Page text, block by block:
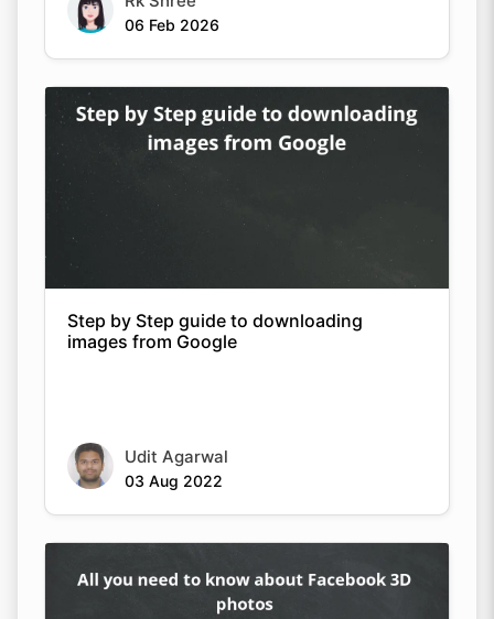
06 Feb 2026
Step by Step guide to downloading
images from Google
Udit Agarwal
03 Aug 2022